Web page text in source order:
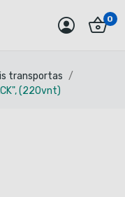
0
transportas
(220vnt)